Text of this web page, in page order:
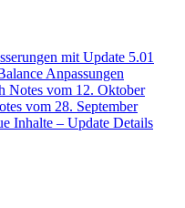
mit Update 5.01
Anpassungen
Notes vom 12. Oktober
vom 28. September
Inhalte – Update Details